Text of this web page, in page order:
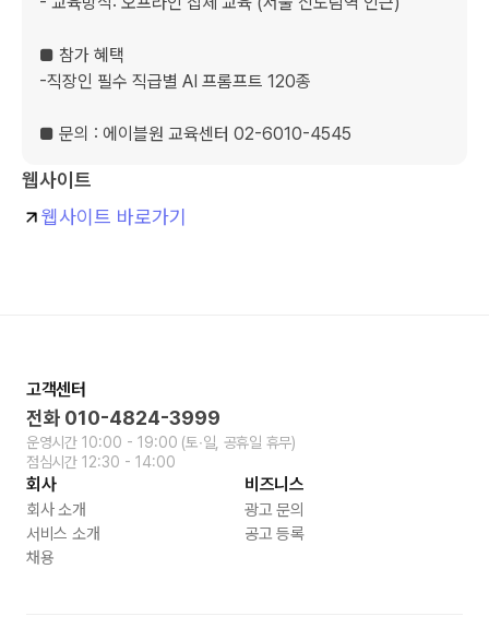
■ 참가 혜택
-직장인 필수 직급별 AI 프롬프트 120종
■ 문의 : 에이블원 교육센터 02-6010-4545
웹사이트
웹사이트 바로가기
고객센터
전화 010-4824-3999
운영시간 10:00 - 19:00 (토∙일, 공휴일 휴무)
점심시간 12:30 - 14:00
회사
회사 소개
서비스 소개
채용
비즈니스
광고 문의
공고 등록